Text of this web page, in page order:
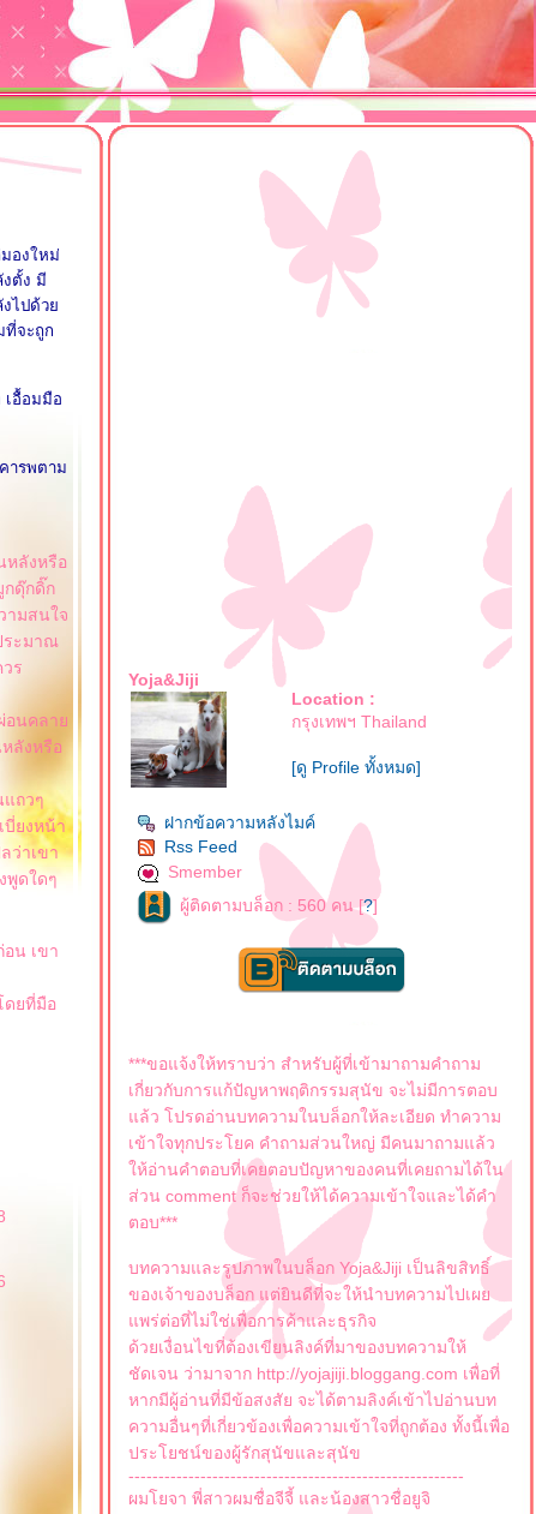
องใหม่
ตั้ง มี
งไปด้ว
ที่จะถูก
เอื้อมมือ
ารพตาม
หลังหรือ
กดุ๊กดิ๊ก
ามสนใจ
ระมาณ
ร
ผ่อนคลา
ลังหรือ
แถวๆ
บี่ยงหน้า
ว่าเขา
พูดใดๆ
น เขา
ดยที่มือ
Yoja&Jiji
Location :
กรุงเทพฯ Thailand
[ดู Profile ทั้งหมด]
ฝากข้อความหลังไมค์
Rss Feed
Smember
ผู้ติดตามบล็อก : 560 คน [?]
***ขอแจ้งให้ทราบว่า สำหรับผู้ที่เข้ามาถามคำถาม
เกี่ยวกับการแก้ปัญหาพฤติกรรมสุนัข จะไม่มีการตอบ
ล้ว โปรดอ่านบทความในบล็อกให้ละเอียด ทำความ
เข้าใจทุกประโยค คำถามส่วนใหญ่ มีคนมาถามแล้ว
ห้อ่านคำตอบที่เคยตอบปัญหาของคนที่เคยถามได้ใน
ส่วน comment ก็จะช่วยให้ได้ความเข้าใจและได้คำ
ตอบ***
บทความและรูปภาพในบล็อก Yoja&Jiji เป็นลิขสิทธิ์
ของเจ้าของบล็อก แต่ยินดีที่จะให้นำบทความไปเผ
พร่ต่อที่ไม่ใช่เพื่อการค้าและธุรกิจ
ด้วยเงื่อนไขที่ต้องเขียนลิงค์ที่มาของบทความให้
ชัดเจน ว่ามาจาก http://yojajiji.bloggang.com เพื่อที่
หากมีผู้อ่านที่มีข้อสงสัย จะได้ตามลิงค์เข้าไปอ่านบท
ความอื่นๆที่เกี่ยวข้องเพื่อความเข้าใจที่ถูกต้อง ทั้งนี้เพื่อ
ประโยชน์ของผู้รักสุนัขและสุนัข
--------------------------------------------------------
ผมโยจา พี่สาวผมชื่อจีจี้ และน้องสาวชื่อยูจิ